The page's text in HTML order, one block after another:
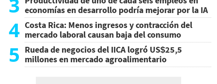
economías en desarrollo podría mejorar por la IA
4 Costa Rica: Menos ingresos y contracción del
mercado laboral causan baja del consumo
5 Rueda de negocios del IICA logró US$25,5
millones en mercado agroalimentario